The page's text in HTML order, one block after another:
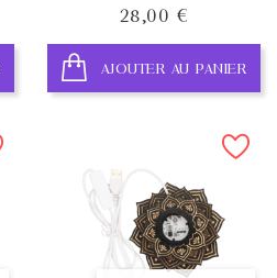
28,00 €
AJOUTER AU PANIER